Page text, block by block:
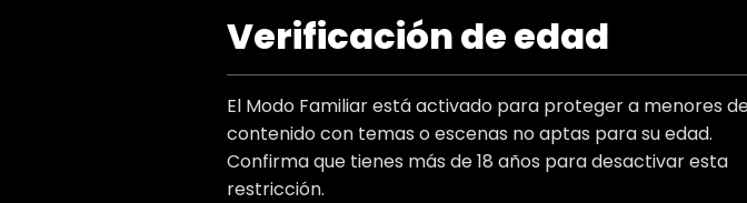
Verificación de edad
El Modo Familiar está activado para proteger a menores
contenido con temas o escenas no aptas para su edad.
Confirma que tienes más de 18 años para desactivar esta
restricción.
Type
Manhwa
Titulo Alt
Desconocido
Autor(es)
Desconocido
Artist(s)
Desconocido